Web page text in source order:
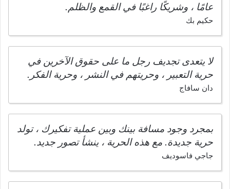
عامًا ، وشريكًا راغبًا في القمع والظلم.
حكيم بك
لا يتعدى تجديف رجل ما على حقوق الآخرين في
حرية التعبير ، وحريتهم في النشر ، وحرية الفكر.
دان سافاج
بمجرد وجود مسافة بينك وبين عملية تفكيرك ، تولد
حرية جديدة. مع هذه الحرية ، ينشأ تصور جديد.
جاجي فاسوديف